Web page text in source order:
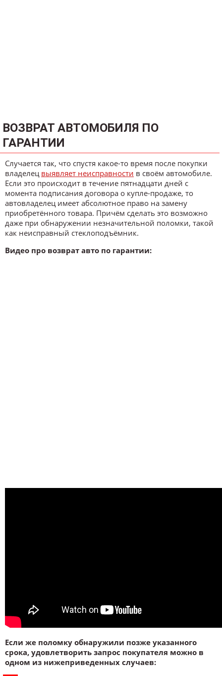
ВОЗВРАТ АВТОМОБИЛЯ ПО
ГАРАНТИИ
Случается так, что спустя какое-то время после покупки
владелец выявляет неисправности в своём автомобиле.
Если это происходит в течение пятнадцати дней с
момента подписания договора о купле-продаже, то
автовладелец имеет абсолютное право на замену
приобретённого товара. Причём сделать это возможно
даже при обнаружении незначительной поломки, такой
как неисправный стеклоподъёмник.
Видео про возврат авто по гарантии:
Если же поломку обнаружили позже указанного
срока, удовлетворить запрос покупателя можно в
одном из нижеприведенных случаев: